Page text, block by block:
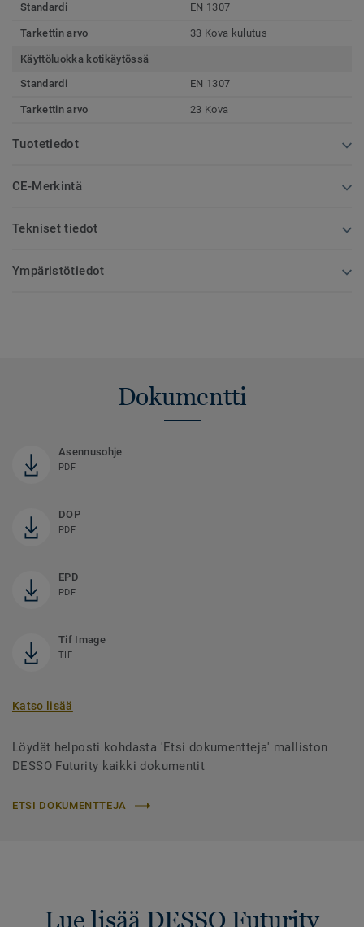
Standardi
EN 1307
Tarkettin arvo 33 Kova kulutus
Käyttöluokka kotikäytössä
Standardi
EN 1307
Tarkettin arvo 23 Kova
Tuotetiedot
CE-Merkintä
Tekniset tiedot
Ympäristötiedot
Dokumentti
Asennusohje
PDF
DOP
PDF
EPD
PDF
Tif Image
TIF
Katso lisää
Löydät helposti kohdasta 'Etsi dokumentteja' malliston
DESSO Futurity kaikki dokumentit
ETSI DOKUMENTTEJA
Lue lisää DESSO Futurity